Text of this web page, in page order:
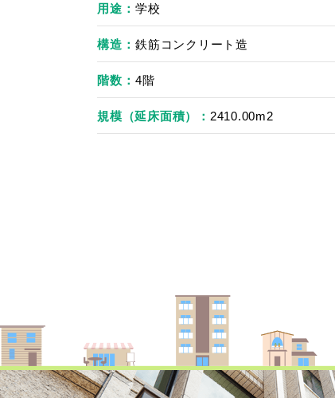
用途 学校
構造 鉄筋コンクリート造
階数 4階
規模（延床面積） 2410.00m2